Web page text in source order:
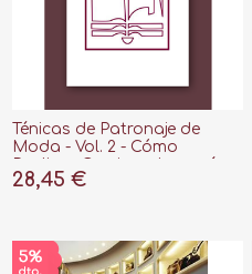
Ténicas de Patronaje de
Moda - Vol. 2 - Cómo
Vestidos
28,45 €